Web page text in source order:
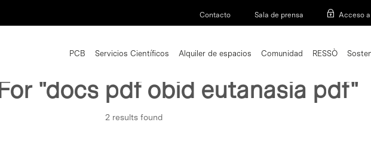
Contacto Sala de prensa Acceso
PCB Servicios Científicos Alquiler de espacios Comunidad RESSÒ
"docs pdf obid eutanasia pdf"
2 results found